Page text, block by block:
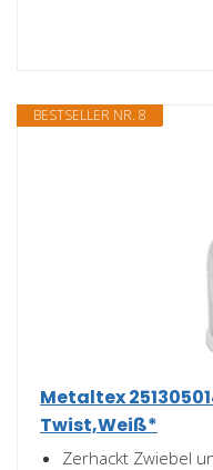
BESTSELLER NR. 8
Metaltex
Twist,Weiß*
Zerhackt Zwiebel